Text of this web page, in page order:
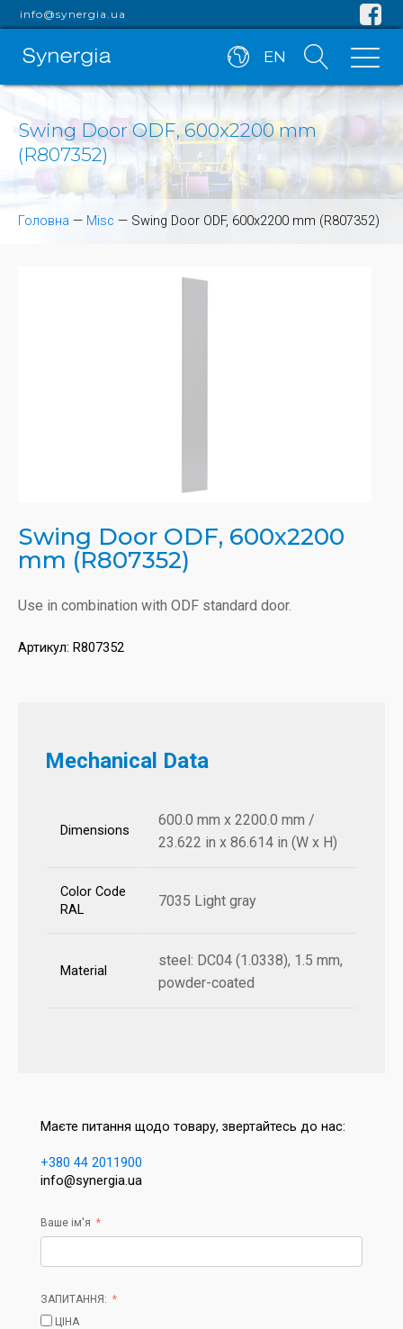
info@synergia.ua
EN
Swing Door ODF, 600x2200 mm
(R807352)
Головна — Misc — Swing Door ODF, 600x2200 mm (R807352)
Swing Door ODF, 600x2200
mm (R807352)
Use in combination with ODF standard door.
Артикул: R807352
Mechanical Data
Dimensions
600.0 mm x 2200.0 mm /
23.622 in x 86.614 in (W x H)
Color Code
RAL
7035 Light gray
Material
steel: DC04 (1.0338), 1.5 mm,
powder-coated
Маєте питання щодо товару, звертайтесь до нас:
+380 44 2011900
info@synergia.ua
Ваше ім'я
ЗАПИТАННЯ:
ЦІНА